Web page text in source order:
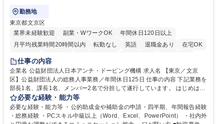
勤務地
東京都文京区
業界未経験歓迎
副業・WワークOK
年間休日120日以上
月平均残業時間20時間以内
転勤なし 英語 退職金あり
在宅OK
賞与あり
育休あり
食事補助あり
仕事の内容
企業名 公益財団法人日本アンチ・ドーピング機構 求人名 【東京／文京
区】公益財団法人の総務人事業務／年間休日125日 仕事の内容 下記業務を
部長1名、課長1名、メンバー2名で分担して遂行しています。 はじめは担
当者として業務を覚えていただき、ゆくゆくはリーダーやマネージャーポ
ジションとして活躍いただくことを期待しています。 【総務・人事グルー
プの業務内容】 ・人事制度関連 ・採用活動 ・教育研修の企画、実行 ・勤
必要な経験・能力等
必要な経験・能力等 ・公的助成金や補助金の申請・四半期、年間報告経験
・総務経験 ・PCスキル中級以上（Word、Excel、PowerPoint） ・社内外